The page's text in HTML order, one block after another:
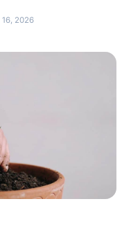
2026